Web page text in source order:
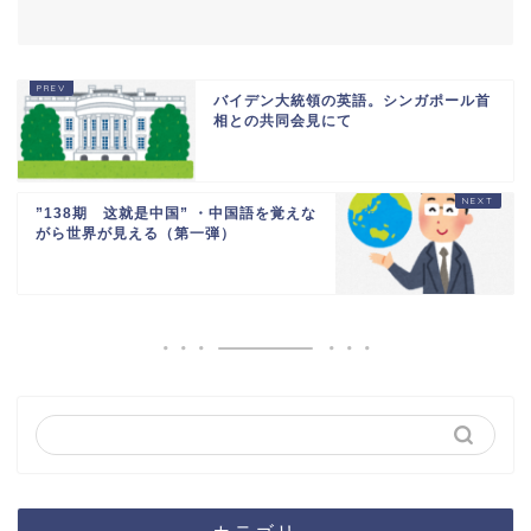
バイデン大統領の英語。シンガポール首
相との共同会見にて
”138期 这就是中国” ・中国語を覚えな
がら世界が見える（第一弾）